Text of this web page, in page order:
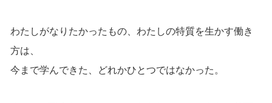
わたしがなりたかったもの、わたしの特質を生かす働き
方は、
今まで学んできた、どれかひとつではなかった。